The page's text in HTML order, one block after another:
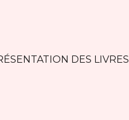
DES LIVRES